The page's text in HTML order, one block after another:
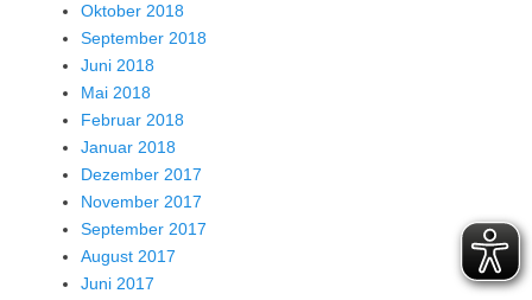
Oktober 2018
September 2018
Juni 2018
Mai 2018
Februar 2018
Januar 2018
Dezember 2017
November 2017
September 2017
August 2017
Juni 2017